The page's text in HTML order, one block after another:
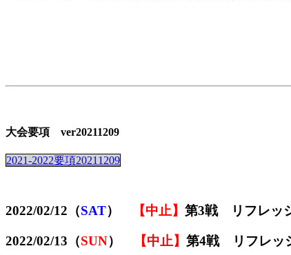
大会要項 ver20211209
2021-2022要項20211209
2022/02/12（SAT） 【中止】 第3戦 リフレッ
2022/02/13（SUN） 【中止】 第4戦 リフレッ